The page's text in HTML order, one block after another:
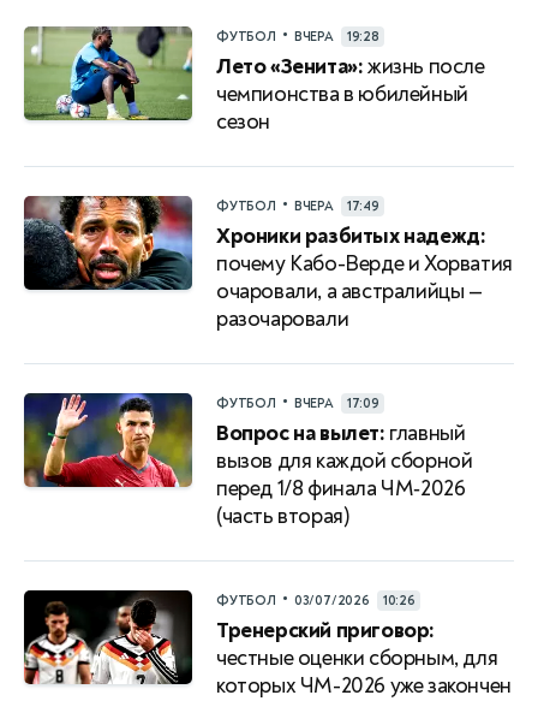
ФУТБОЛ • ВЧЕРА 19:28
Лето «Зенита»:жизнь после
чемпионства в юбилейный
сезон
ФУТБОЛ • ВЧЕРА 17:49
Хроники разбитых надежд:
почему Кабо-Верде и Хорватия
очаровали, а австралийцы —
разочаровали
ФУТБОЛ • ВЧЕРА 17:09
Вопрос на вылет: главный
вызов для каждой сборной
перед 1/8 финала ЧМ‑2026
(часть вторая)
ФУТБОЛ • 03/07/2026 10:26
Тренерский приговор:
честные оценки сборным, для
которых ЧМ-2026 уже закончен